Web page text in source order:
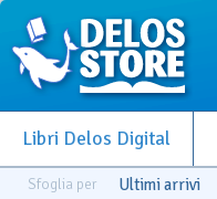
Libri Delos Digital
Sfoglia per Ultimi arrivi